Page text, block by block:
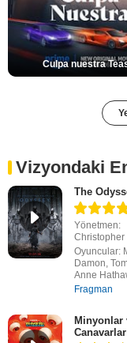
Culpa nuestra
Vizyondaki
The
Yönetmen:
Christopher
Oyuncular:
Damon,
Anne
Fragman
Minyonlar
Canavarlar